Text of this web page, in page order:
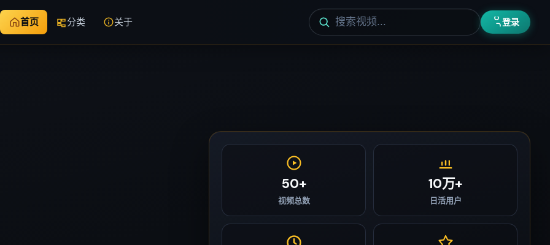
首页 分类 关于 登录
50+
视频总数
10万+
日活用户